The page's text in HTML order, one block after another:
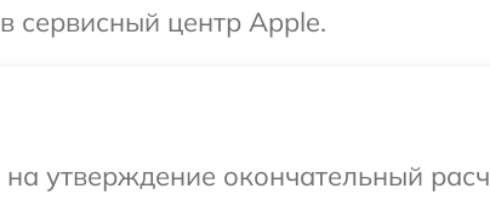
сервисный центр Apple.
утверждение окончательный